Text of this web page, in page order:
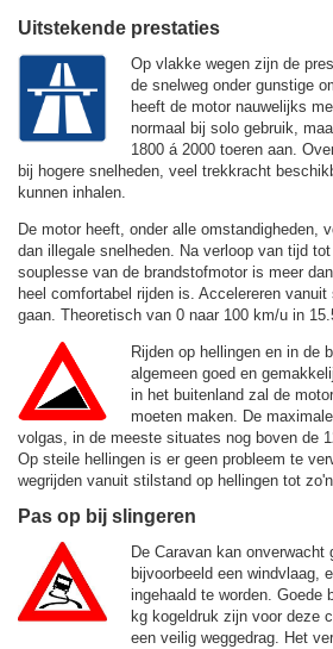
Uitstekende prestaties
Op vlakke wegen zijn de
de snelweg onder gunstige
heeft de motor nauwelijks
normaal bij solo gebruik,
1800 á 2000 toeren aan.
bij hogere snelheden, veel trekkracht
kunnen inhalen.
De motor heeft, onder alle omstandigheden,
dan illegale snelheden. Na verloop van tijd
souplesse van de brandstofmotor is meer
heel comfortabel rijden is. Accelereren
gaan. Theoretisch van 0 naar 100 km/u in
Rijden op hellingen en in de
algemeen goed en
in het buitenland zal de
moeten maken. De
volgas, in de meeste situates nog boven de
Op steile hellingen is er geen probleem te
wegrijden vanuit stilstand op hellingen tot zo'n
Pas op bij slingeren
De Caravan kan onverwacht
bijvoorbeeld een windvlaag,
ingehaald te worden. Goede
kg kogeldruk zijn voor deze
een veilig weggedrag. Het